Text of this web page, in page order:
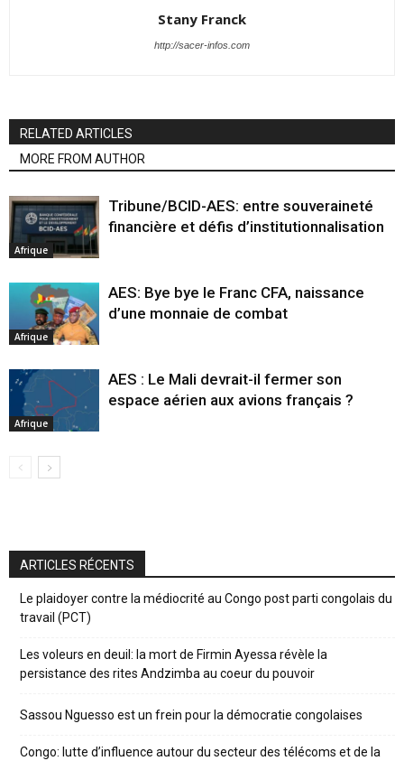
Stany Franck
http://sacer-infos.com
RELATED ARTICLES
MORE FROM AUTHOR
Afrique
Tribune/BCID-AES: entre souveraineté
financière et défis d’institutionnalisation
Afrique
AES: Bye bye le Franc CFA, naissance
d’une monnaie de combat
Afrique
AES : Le Mali devrait-il fermer son
espace aérien aux avions français ?
ARTICLES RÉCENTS
Le plaidoyer contre la médiocrité au Congo post parti congolais du
travail (PCT)
Les voleurs en deuil: la mort de Firmin Ayessa révèle la
persistance des rites Andzimba au coeur du pouvoir
Sassou Nguesso est un frein pour la démocratie congolaises
Congo: lutte d’influence autour du secteur des télécoms et de la